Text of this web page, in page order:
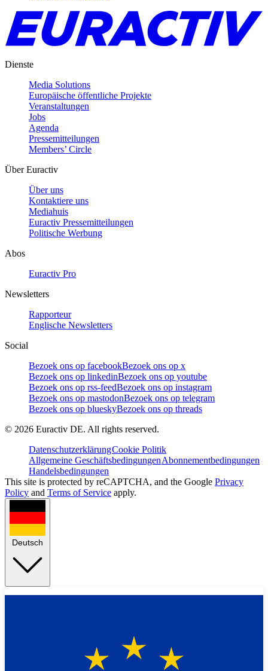
Dienste
Media Solutions
Europäische öffentliche Projekte
Veranstaltungen
Jobs
Agenda
Pressemitteilungen
Members’ Circle
Über Euractiv
Über uns
Kontaktiere uns
Mediahuis
Euractiv Pressemitteilungen
Politische Werbung
Abos
Euractiv Pro
Newsletters
Rapporteur
Englische Newsletters
Social
Bezoek ons op facebookBezoek ons op x
Bezoek ons op linkedinBezoek ons op youtube
Bezoek ons op rss-feedBezoek ons op instagram
Bezoek ons op mastodonBezoek ons op telegram
Bezoek ons op blueskyBezoek ons op threads
© 2026 Euractiv DE. All rights reserved.
DatenschutzerklärungCookie Politik
Allgemeine GeschäftsbedingungenAbonnementbedingungen
Handelsbedingungen
This site is protected by reCAPTCHA, and the Google Privacy
Policy and Terms of Service apply.
Deutsch